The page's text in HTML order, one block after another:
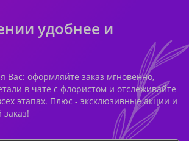
удобнее и
Вас: оформляйте заказ мгновенно,
в чате с флористом и отслеживайте
этапах. Плюс - эксклюзивные акции и